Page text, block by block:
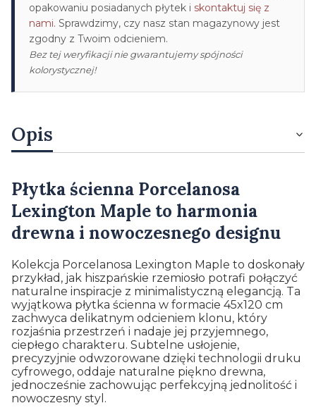
opakowaniu posiadanych płytek i skontaktuj się z
nami. Sprawdzimy, czy nasz stan magazynowy jest
zgodny z Twoim odcieniem.
Bez tej weryfikacji nie gwarantujemy spójności
kolorystycznej!
Opis
Płytka ścienna Porcelanosa
Lexington Maple to harmonia
drewna i nowoczesnego designu
Kolekcja Porcelanosa Lexington Maple to doskonały
przykład, jak hiszpańskie rzemiosło potrafi połączyć
naturalne inspiracje z minimalistyczną elegancją. Ta
wyjątkowa płytka ścienna w formacie 45x120 cm
zachwyca delikatnym odcieniem klonu, który
rozjaśnia przestrzeń i nadaje jej przyjemnego,
ciepłego charakteru. Subtelne usłojenie,
precyzyjnie odwzorowane dzięki technologii druku
cyfrowego, oddaje naturalne piękno drewna,
jednocześnie zachowując perfekcyjną jednolitość i
nowoczesny styl.